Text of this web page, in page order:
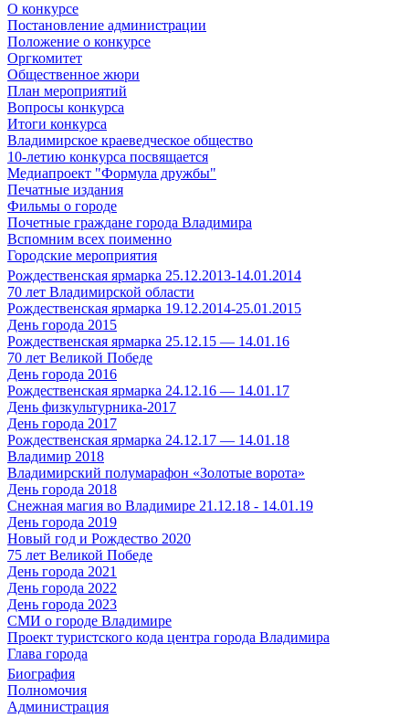
О конкурсе
Постановление администрации
Положение о конкурсе
Оргкомитет
Общественное жюри
План мероприятий
Вопросы конкурса
Итоги конкурса
Владимирское краеведческое общество
10-летию конкурса посвящается
Медиапроект "Формула дружбы"
Печатные издания
Фильмы о городе
Почетные граждане города Владимира
Вспомним всех поименно
Городские мероприятия
Рождественская ярмарка 25.12.2013-14.01.2014
70 лет Владимирской области
Рождественская ярмарка 19.12.2014-25.01.2015
День города 2015
Рождественская ярмарка 25.12.15 — 14.01.16
70 лет Великой Победе
День города 2016
Рождественская ярмарка 24.12.16 — 14.01.17
День физкультурника-2017
День города 2017
Рождественская ярмарка 24.12.17 — 14.01.18
Владимир 2018
Владимирский полумарафон «Золотые ворота»
День города 2018
Снежная магия во Владимире 21.12.18 - 14.01.19
День города 2019
Новый год и Рождество 2020
75 лет Великой Победе
День города 2021
День города 2022
День города 2023
СМИ о городе Владимире
Проект туристского кода центра города Владимира
Глава города
Биография
Полномочия
Администрация